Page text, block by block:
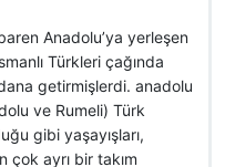
Anadolu’ya yerleşen
Türkleri çağında
getirmişlerdi. anadolu
ve Rumeli) Türk
gibi yaşayışları,
ayrı bir takım